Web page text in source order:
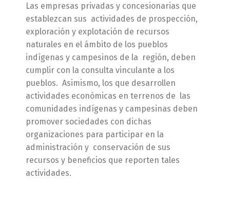
Las empresas privadas y concesionarias que
establezcan sus actividades de prospección,
exploración y explotación de recursos
naturales en el ámbito de los pueblos
indígenas y campesinos de la región, deben
cumplir con la consulta vinculante a los
pueblos. Asimismo, los que desarrollen
actividades económicas en terrenos de las
comunidades indígenas y campesinas deben
promover sociedades con dichas
organizaciones para participar en la
administración y conservación de sus
recursos y beneficios que reporten tales
actividades.